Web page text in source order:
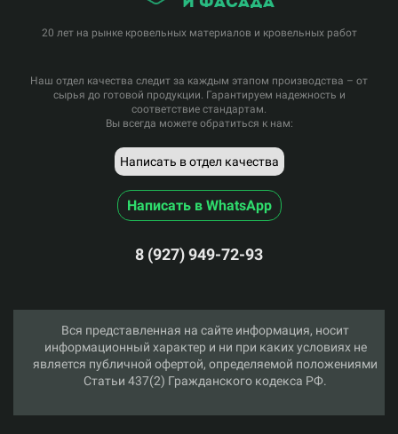
20 лет на рынке кровельных материалов и кровельных работ
Наш отдел качества следит за каждым этапом производства – от
сырья до готовой продукции. Гарантируем надежность и
соответствие стандартам.
Вы всегда можете обратиться к нам:
Написать в отдел качества
Написать в WhatsApp
8 (927) 949-72-93
Вся представленная на сайте информация, носит
информационный характер и ни при каких условиях не
является публичной офертой, определяемой положениями
Статьи 437(2) Гражданского кодекса РФ.